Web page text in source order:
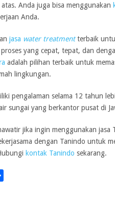
Anda juga bisa menggunakan
Anda.
jasa water treatmentterbaik
yang cepat, tepat, dan
adalah pilihan terbaik untuk
lingkungan.
pengalaman selama 12 tahun
sungai yang berkantor pusat di
jika ingin menggunakan jasa
dengan Tanindo untuk
kontak Tanindo sekarang.